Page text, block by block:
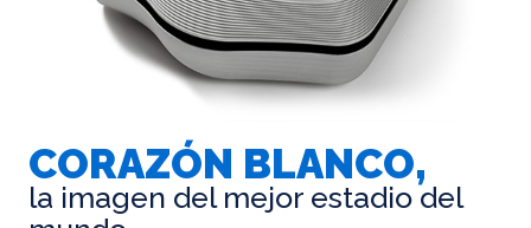
CORAZÓN BLANCO,
la imagen del mejor estadio del